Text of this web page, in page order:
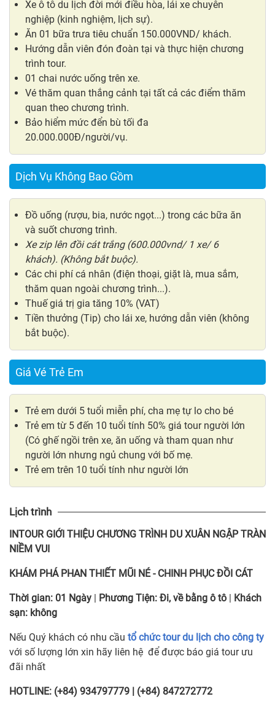
Xe ô tô du lịch đời mới điều hòa, lái xe chuyên
nghiệp (kinh nghiệm, lịch sự).
Ăn 01 bữa trưa tiêu chuẩn 150.000VND/ khách.
Hướng dẫn viên đón đoàn tại và thực hiện chương
trình tour.
01 chai nước uống trên xe.
Vé thăm quan thắng cảnh tại tất cả các điểm thăm
quan theo chương trình.
Bảo hiểm mức đển bù tối đa
20.000.000Đ/người/vụ.
Dịch Vụ Không Bao Gồm
Đồ uống (rượu, bia, nước ngọt...) trong các bữa ăn
và suốt chương trình.
Xe zip lên đồi cát trắng (600.000vnd/ 1 xe/ 6
khách). (Không bắt buộc).
Các chi phí cá nhân (điện thoại, giặt là, mua sắm,
thăm quan ngoài chương trình...).
Thuế giá trị gia tăng 10% (VAT)
Tiền thưởng (Tip) cho lái xe, hướng dẫn viên (không
bắt buộc).
Giá Vé Trẻ Em
Trẻ em dưới 5 tuổi miễn phí, cha mẹ tự lo cho bé
Trẻ em từ 5 đến 10 tuổi tính 50% giá tour người lớn
(Có ghế ngồi trên xe, ăn uống và tham quan như
người lớn nhưng ngủ chung với bố mẹ.
Trẻ em trên 10 tuổi tính như người lớn
Lịch trình
INTOUR GIỚI THIỆU CHƯƠNG TRÌNH DU XUÂN NGẬP TRÀN
NIỀM VUI
KHÁM PHÁ PHAN THIẾT MŨI NÉ - CHINH PHỤC ĐỒI CÁT
Thời gian: 01 Ngày Phương Tiện: Đi, về bằng ô tô
Khách
sạn: không
Nếu Quý khách có nhu cầu tổ chức tour du lịch cho công ty
với số lượng lớn xin hãy liên hệ để được báo giá tour ưu
đãi nhất
HOTLINE: (+84) 934797779 | (+84) 847272772